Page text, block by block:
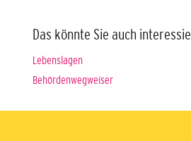
Das könnte Sie auch
Lebenslagen
Behördenwegweiser